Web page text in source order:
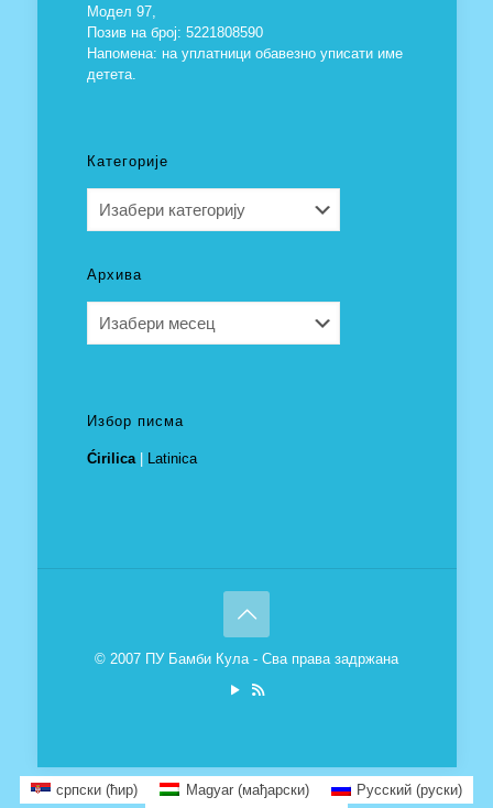
Модел 97,
Позив на број: 5221808590
Напомена: на уплатници обавезно уписати име
детета.
Категорије
Архива
Избор писма
Ćirilica| Latinica
© 2007 ПУ Бамби Кула - Сва права задржана
српски (ћир) Magyar(мађарски) Русский(руски)